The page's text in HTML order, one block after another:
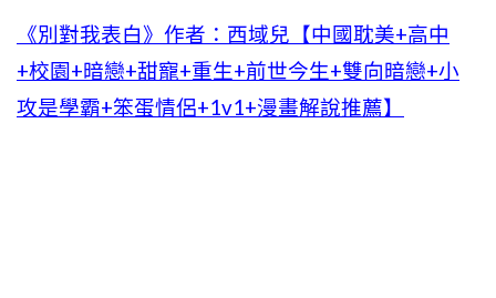
《別對我表白》作者：西域兒【中國耽美+高中
+校園+暗戀+甜寵+重生+前世今生+雙向暗戀+小
攻是學霸+笨蛋情侶+1v1+漫畫解說推薦】